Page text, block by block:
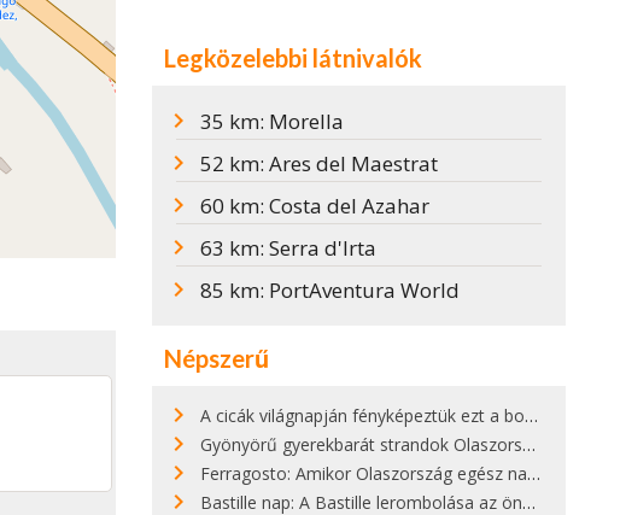
Legközelebbi látnivalók
35 km: Morella
52 km: Ares del Maestrat
60 km: Costa del Azahar
63 km: Serra d'Irta
85 km: PortAventura World
Népszerű
A cicák világnapján fényképeztük ezt a bokor alatt hűsölő cicát Kisorosziban
Gyönyörű gyerekbarát strandok Olaszországban - megmutatjuk a 15 legjobbat
Ferragosto: Amikor Olaszország egész nap nyaral
Bastille nap: A Bastille lerombolása az önkényuralom végét jelentette